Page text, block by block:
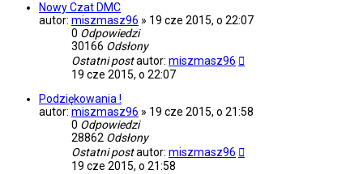
Nowy Czat DMC
autor: miszmasz96 » 19 cze 2015, o 22:07
0 Odpowiedzi
30166 Odsłony
Ostatni postautor: miszmasz96
19 cze 2015, o 22:07
Podziękowania !
autor: miszmasz96 » 19 cze 2015, o 21:58
0 Odpowiedzi
28862 Odsłony
Ostatni postautor: miszmasz96
19 cze 2015, o 21:58